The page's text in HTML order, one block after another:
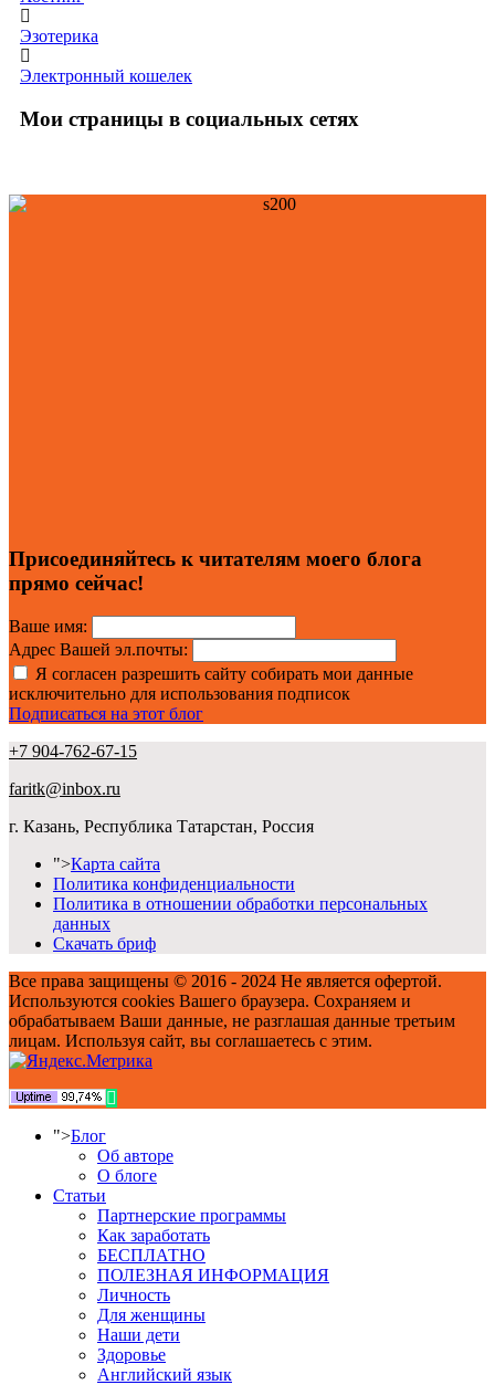
Эзотерика
Электронный кошелек
Мои страницы в социальных сетях
Присоединяйтесь к читателям моего блога
прямо сейчас!
Ваше имя:
Адрес Вашей эл.почты:
Я согласен разрешить сайту собирать мои данные
исключительно для использования подписок
Подписаться на этот блог
+7 904-762-67-15
faritk@inbox.ru
г. Казань, Республика Татарстан, Россия
">Карта сайта
Политика конфиденциальности
Политика в отношении обработки персональных
данных
Скачать бриф
Все права защищены © 2016 - 2024 Не является офертой.
Используются cookies Вашего браузера. Сохраняем и
обрабатываем Ваши данные, не разглашая данные третьим
лицам. Используя сайт, вы соглашаетесь с этим.
">Блог
Об авторе
О блоге
Статьи
Партнерские программы
Как заработать
БЕСПЛАТНО
ПОЛЕЗНАЯ ИНФОРМАЦИЯ
Личность
Для женщины
Наши дети
Здоровье
Английский язык